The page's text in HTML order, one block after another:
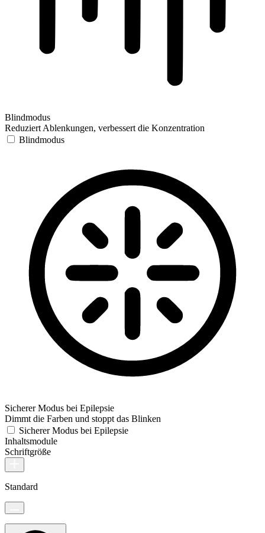
Blindmodus
Reduziert Ablenkungen, verbessert die Konzentration
Blindmodus
Sicherer Modus bei Epilepsie
Dimmt die Farben und stoppt das Blinken
Sicherer Modus bei Epilepsie
Inhaltsmodule
Schriftgröße
Standard